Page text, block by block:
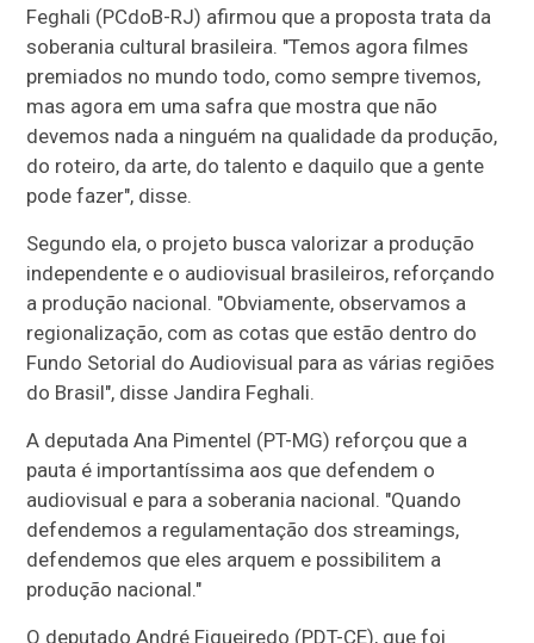
Feghali (PCdoB-RJ) afirmou que a proposta trata da
soberania cultural brasileira. "Temos agora filmes
premiados no mundo todo, como sempre tivemos,
mas agora em uma safra que mostra que não
devemos nada a ninguém na qualidade da produção,
do roteiro, da arte, do talento e daquilo que a gente
pode fazer", disse.
Segundo ela, o projeto busca valorizar a produção
independente e o audiovisual brasileiros, reforçando
a produção nacional. "Obviamente, observamos a
regionalização, com as cotas que estão dentro do
Fundo Setorial do Audiovisual para as várias regiões
do Brasil", disse Jandira Feghali.
A deputada Ana Pimentel (PT-MG) reforçou que a
pauta é importantíssima aos que defendem o
audiovisual e para a soberania nacional. "Quando
defendemos a regulamentação dos streamings,
defendemos que eles arquem e possibilitem a
produção nacional."
O deputado André Figueiredo (PDT-CE), que foi